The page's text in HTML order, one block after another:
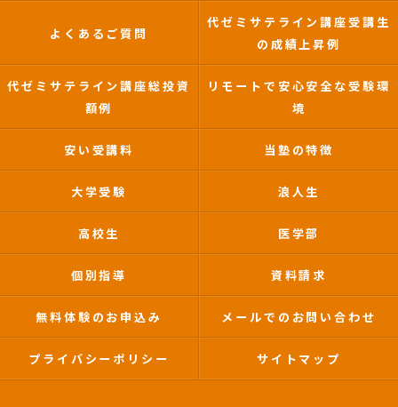
よくあるご質問
代ゼミサテライン講座受講生
の成績上昇例
代ゼミサテライン講座総投資
額例
リモートで安心安全な受験環
境
安い受講料 当塾の特徴
大学受験 浪人生
高校生 医学部
個別指導 資料請求
無料体験のお申込み メールでのお問い合わせ
プライバシーポリシー サイトマップ